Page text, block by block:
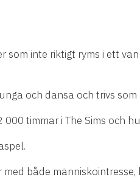
inte riktigt ryms i ett
och dansa och trivs
timmar i The Sims och
både